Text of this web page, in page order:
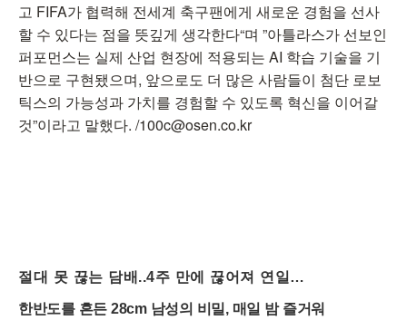
고 FIFA가 협력해 전세계 축구팬에게 새로운 경험을 선사
할 수 있다는 점을 뜻깊게 생각한다“며 ”아틀라스가 선보인
퍼포먼스는 실제 산업 현장에 적용되는 AI 학습 기술을 기
반으로 구현됐으며, 앞으로도 더 많은 사람들이 첨단 로보
틱스의 가능성과 가치를 경험할 수 있도록 혁신을 이어갈
것”이라고 말했다. /100c@osen.co.kr